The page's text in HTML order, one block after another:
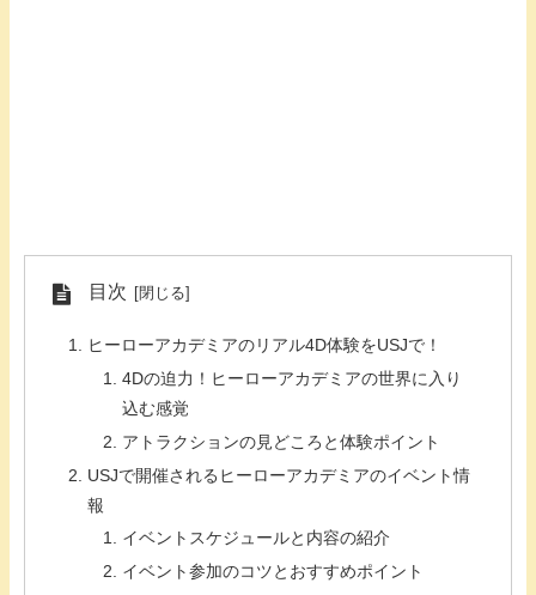
目次
ヒーローアカデミアのリアル4D体験をUSJで！
4Dの迫力！ヒーローアカデミアの世界に入り
込む感覚
アトラクションの見どころと体験ポイント
USJで開催されるヒーローアカデミアのイベント情
報
イベントスケジュールと内容の紹介
イベント参加のコツとおすすめポイント